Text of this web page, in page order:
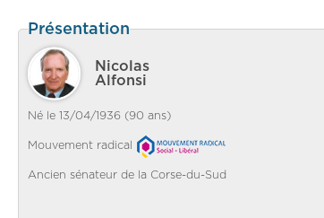
Présentation
Nicolas
Alfonsi
Né le 13/04/1936 (90 ans)
Mouvement radical
Ancien sénateur de la Corse-du-Sud